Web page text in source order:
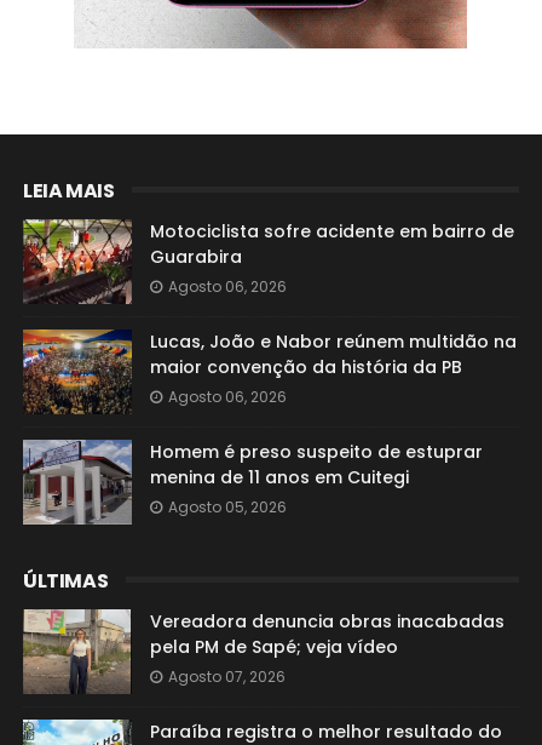
LEIA MAIS
Motociclista sofre acidente em bairro de
Guarabira
Agosto 06, 2026
Lucas, João e Nabor reúnem multidão na
maior convenção da história da PB
Agosto 06, 2026
Homem é preso suspeito de estuprar
menina de 11 anos em Cuitegi
Agosto 05, 2026
ÚLTIMAS
Vereadora denuncia obras inacabadas
pela PM de Sapé; veja vídeo
Agosto 07, 2026
Paraíba registra o melhor resultado do